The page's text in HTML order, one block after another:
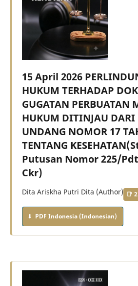
15 April 2026
HUKUM TERHADAP
GUGATAN PERBUATAN
HUKUM DITINJAU
UNDANG NOMOR 17
TENTANG
Putusan Nomor 225/
Ckr)
Dita Ariskha Putri Dita (Author)
PDF Indonesia (Indonesian)